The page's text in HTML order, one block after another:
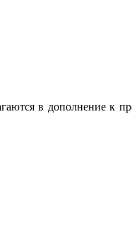
в дополнение к